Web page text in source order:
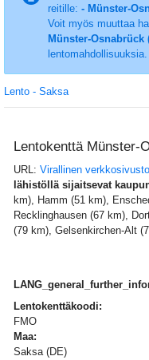
reitille: - Münster-
Voit myös muuttaa
Münster-Osnabrück
lentomahdollisuuksia.
Lento - Saksa
Lentokenttä Münster-
URL: Virallinen verkkosivusto
lähistöllä sijaitsevat
km), Hamm (51 km),
Recklinghausen (67 km),
(79 km), Gelsenkirchen-Alt
Lentokenttäkoodi:
FMO
Maa:
Saksa (DE)